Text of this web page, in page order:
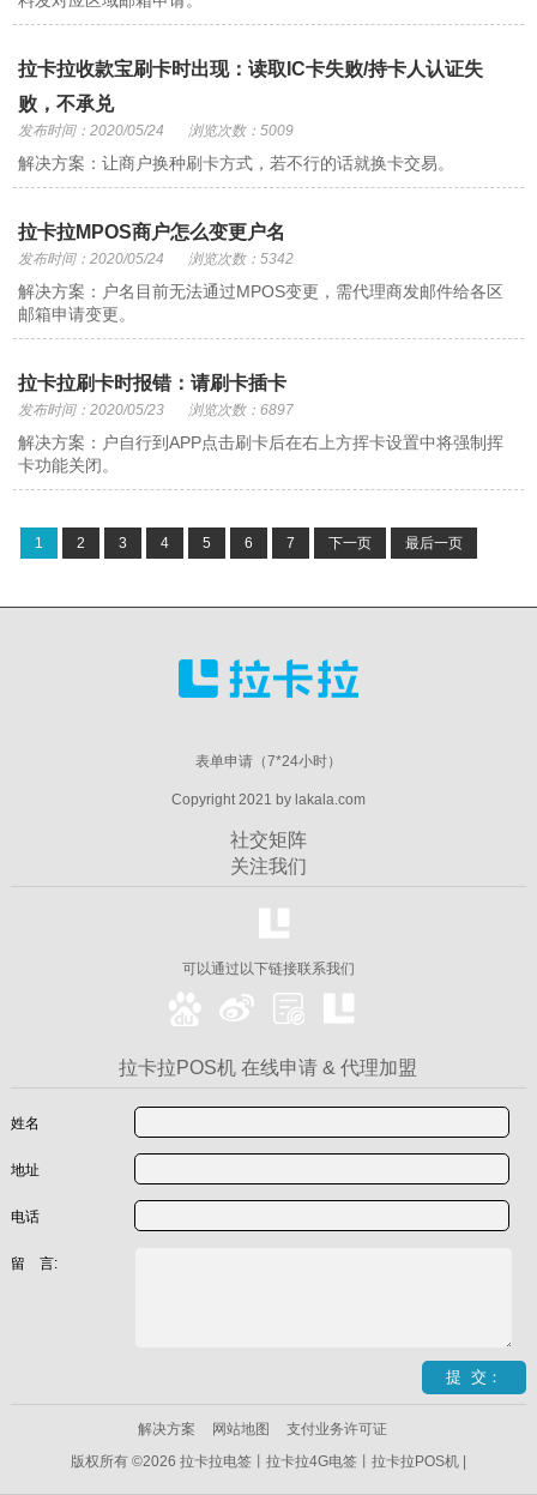
拉卡拉收款宝刷卡时出现：读取IC卡失败/持卡人认证失
败，不承兑
发布时间：2020/05/24 浏览次数：5009
解决方案：让商户换种刷卡方式，若不行的话就换卡交易。
拉卡拉MPOS商户怎么变更户名
发布时间：2020/05/24 浏览次数：5342
解决方案：户名目前无法通过MPOS变更，需代理商发邮件给各区
邮箱申请变更。
拉卡拉刷卡时报错：请刷卡插卡
发布时间：2020/05/23 浏览次数：6897
解决方案：户自行到APP点击刷卡后在右上方挥卡设置中将强制挥
卡功能关闭。
1 2 3 4 5 6 7 下一页 最后一页
表单申请（7*24小时）
Copyright 2021 by lakala.com
社交矩阵
关注我们
可以通过以下链接联系我们
拉卡拉POS机 在线申请 & 代理加盟
姓名
地址
电话
留 言:
解决方案 网站地图
支付业务许可证
版权所有 ©2026 拉卡拉电签丨拉卡拉4G电签丨拉卡拉POS机 |